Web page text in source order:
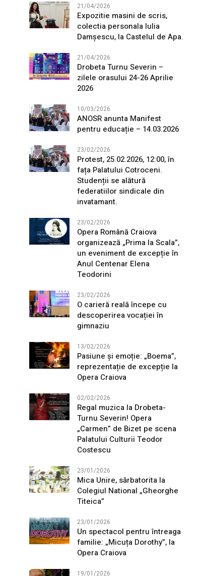
21/04/2026
Expozitie masini de scris,
colectia personala Iulia
Damșescu, la Castelul de Apa.
21/04/2026
Drobeta Turnu Severin –
zilele orasului 24-26 Aprilie
2026
10/03/2026
ANOSR anunta Manifest
pentru educație – 14.03.2026
23/02/2026
Protest, 25.02.2026, 12:00, în
fața Palatului Cotroceni.
Studenții se alătură
federatiilor sindicale din
invatamant.
23/02/2026
Opera Română Craiova
organizează „Prima la Scala”,
un eveniment de excepție în
Anul Centenar Elena
Teodorini
23/02/2026
O carieră reală începe cu
descoperirea vocației în
gimnaziu
13/02/2026
Pasiune și emoție: „Boema”,
reprezentație de excepție la
Opera Craiova
02/02/2026
Regal muzica la Drobeta-
Turnu Severin! Opera
„Carmen” de Bizet pe scena
Palatului Culturii Teodor
Costescu
23/01/2026
Mica Unire, sărbatorita la
Colegiul National „Gheorghe
Titeica”
23/01/2026
Un spectacol pentru întreaga
familie: „Micuța Dorothy”, la
Opera Craiova
19/01/2026